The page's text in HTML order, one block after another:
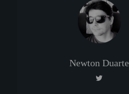
Newton Duarte